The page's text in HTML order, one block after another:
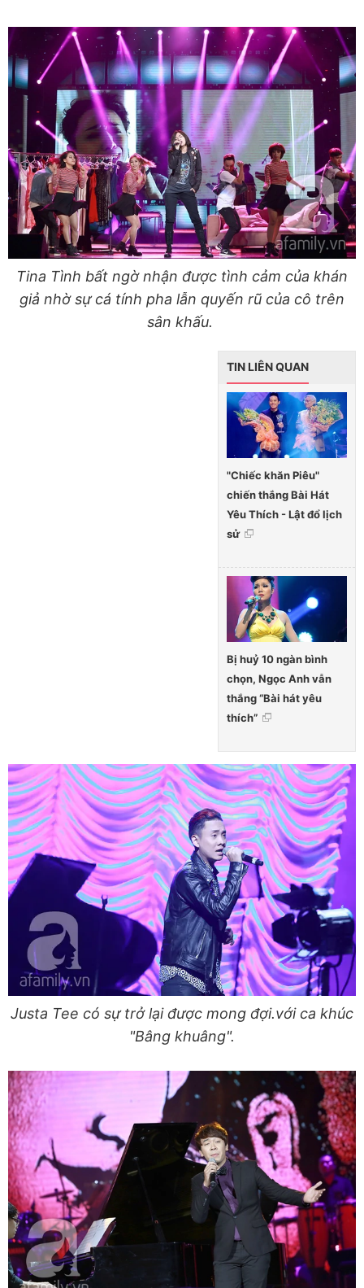
Tina Tình bất ngờ nhận được tình cảm của khán
giả nhờ sự cá tính pha lẫn quyến rũ của cô trên
sân khấu.
TIN LIÊN QUAN
"Chiếc khăn Piêu"
chiến thắng Bài Hát
Yêu Thích - Lật đổ lịch
sử
Bị huỷ 10 ngàn bình
chọn, Ngọc Anh vẫn
thắng “Bài hát yêu
thích”
Justa Tee có sự trở lại được mong đợi.với ca khúc
"Bâng khuâng".